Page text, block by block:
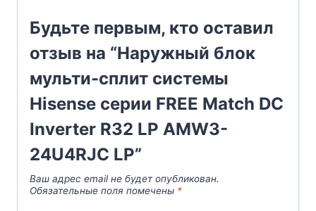
Будьте первым, кто оставил
отзыв на “Наружный блок
мульти-сплит системы
Hisense серии FREE Match DC
Inverter R32 LP AMW3-
24U4RJC LP”
Ваш адрес email не будет опубликован.
Обязательные поля помечены *